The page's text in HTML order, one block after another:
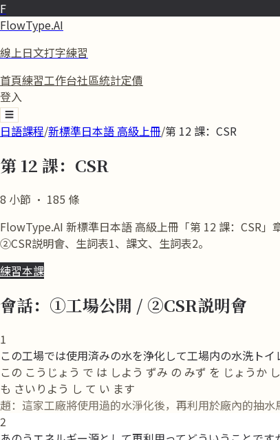
F
FlowType.AI
線上日文打字練習
首頁練習工作台社區統計定價
登入
☰
日語課程/新標準日本語 高級上冊/第 12 課：CSR
第 12 課：CSR
8 小節 · 185 條
FlowType.AI 新標準日本語 高級上冊「第 12 課：CSR
②CSR説明會、生詞表1、課文、生詞表2。
練習本課
會話：①工場公開 / ②CSR説明會
1
この工場では使用済みの水を浄化して工場内の水洗ト
この こうじょう で は しよう ずみ の みず を じょうか
も さいりよう し て い ます
趙：這家工廠將使用過的水淨化後，再利用於廠內的抽
2